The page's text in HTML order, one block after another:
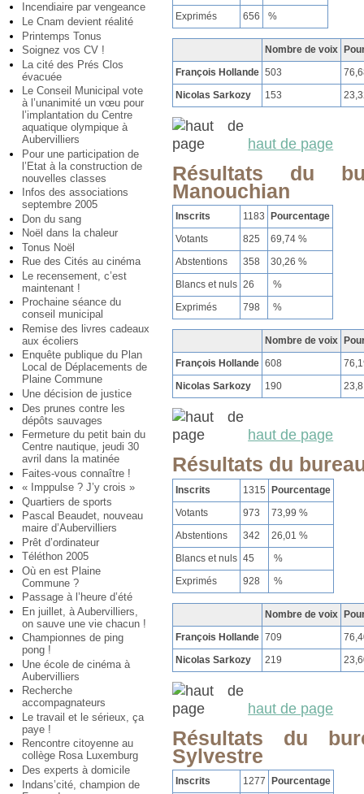
Incendiaire par vengeance
Le Cnam devient réalité
Printemps Tonus
Soignez vos CV !
La cité des Prés Clos
évacuée
Le Conseil Municipal vote
à l’unanimité un vœu pour
l’implantation du Centre
aquatique olympique à
Aubervilliers
Pour une participation de
l’Etat à la construction de
nouvelles classes
Infos des associations
septembre 2005
Don du sang
Noël dans la chaleur
Tonus Noël
Rue des Cités au cinéma
Le recensement, c’est
maintenant !
Prochaine séance du
conseil municipal
Remise des livres cadeaux
aux écoliers
Enquête publique du Plan
Local de Déplacements de
Plaine Commune
Une décision de justice
Des prunes contre les
dépôts sauvages
Fermeture du petit bain du
Centre nautique, jeudi 30
avril dans la matinée
Faites-vous connaître !
« Imppulse ? J’y crois »
Quartiers de sports
Pascal Beaudet, nouveau
maire d’Aubervilliers
Prêt d’ordinateur
Téléthon 2005
Où en est Plaine
Commune ?
Passage à l’heure d’été
En juillet, à Aubervilliers,
on sauve une vie chacun !
Championnes de ping
pong !
Une école de cinéma à
Aubervilliers
Recherche
accompagnateurs
Le travail et le sérieux, ça
paye !
Rencontre citoyenne au
collège Rosa Luxemburg
Des experts à domicile
Indans’cité, champion de
Exprimés
656 %
Nombre de voix
François Hollande 503
Nicolas Sarkozy
153
haut de page
Résultats du
Manouchian
Inscrits 1183
Pourcentage
Votants
825
69,74 %
Abstentions
358
30,26 %
Blancs et nuls 26
%
Exprimés
798 %
Nombre de voix
François Hollande 608
Nicolas Sarkozy
190
haut de page
Résultats du
Inscrits 1315 Pourcentage
Votants
973
73,99 %
Abstentions
342
26,01 %
Blancs et nuls 45
%
Exprimés
928 %
Nombre de voix
François Hollande 709
Nicolas Sarkozy
219
haut de page
Résultats du
Sylvestre
Inscrits 1277
Pourcentage